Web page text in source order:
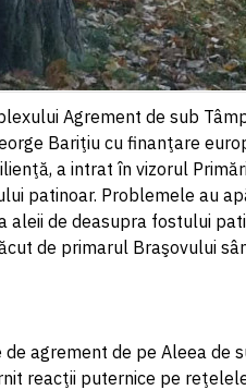
Agrement de sub
Bariţiu cu finanţare
a intrat în vizorul
patinoar. Problemele au
aleii de deasupra fostului
de primarul Braşovului
agrement de pe Aleea de
reacţii puternice pe